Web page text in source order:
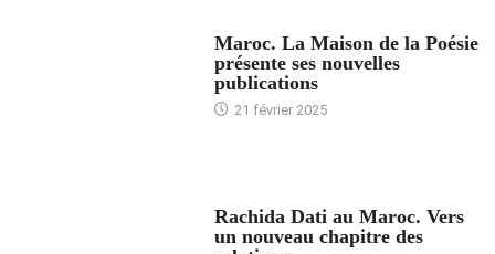
Maroc. La Maison de la Poésie
présente ses nouvelles
publications
21 février 2025
Rachida Dati au Maroc. Vers
un nouveau chapitre des